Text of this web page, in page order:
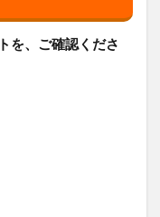
を、ご確認くださ